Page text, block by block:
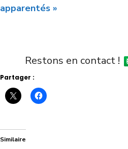
apparentés »
Restons en contact !
Partager :
Similaire